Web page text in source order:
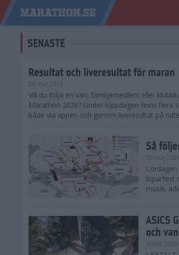
SENASTE
Resultat och liveresultat för maran
28 maj 2026
​Vill du följa en vän, familjemedlem eller
Marathon 2026? Under loppdagen finns flera
både via appen och genom liveresultat på
Så
28 maj 2026
löparfest
musik.
ASICS
och
4 mar 2026